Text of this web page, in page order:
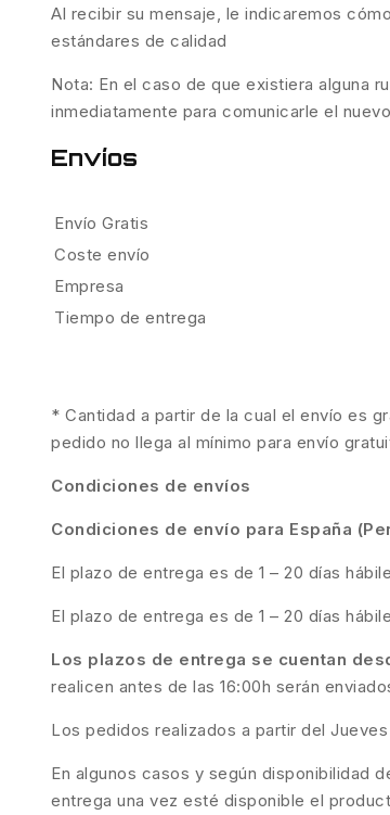
Al recibir su mensaje, le indicaremos
estándares de calidad
Nota: En el caso de que existiera alguna
inmediatamente para comunicarle el
Envíos
Envío Gratis
Coste envío
Empresa
Tiempo de entrega
* Cantidad a partir de la cual el envío es
pedido no llega al mínimo para envío
Condiciones de envíos
Condiciones de envío para España
El plazo de entrega es de 1 – 20 días
El plazo de entrega es de 1 – 20 días
Los plazos de entrega se cuentan
realicen antes de las 16:00h serán
Los pedidos realizados a partir del
En algunos casos y según disponibilidad
entrega una vez esté disponible el